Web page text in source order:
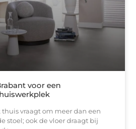
voor een
vraagt om meer dan een
stoel; ook de vloer draagt bij